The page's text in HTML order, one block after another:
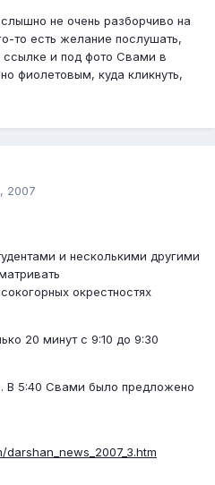
не очень разборчиво на
то есть желание послушать,
ссылке и под фото Свами в
фиолетовым, куда кликнуть,
2007
и несколькими другими
окрестностях
20 минут с 9:10 до 9:30
В 5:40 Свами было предложено